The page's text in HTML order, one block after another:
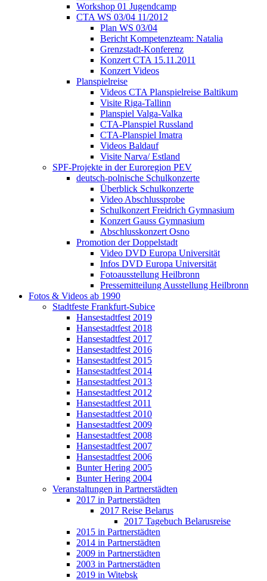
Workshop 01 Jugendcamp
CTA WS 03/04 11/2012
Plan WS 03/04
Bericht Kompetenzteam: Natalia
Grenzstadt-Konferenz
Konzert CTA 15.11.2011
Konzert Videos
Planspielreise
Videos CTA Planspielreise Baltikum
Visite Riga-Tallinn
Planspiel Valga-Valka
CTA-Planspiel Russland
CTA-Planspiel Imatra
Videos Baldauf
Visite Narva/ Estland
SPF-Projekte in der Euroregion PEV
deutsch-polnische Schulkonzerte
Überblick Schulkonzerte
Video Abschlussprobe
Schulkonzert Freidrich Gymnasium
Konzert Gauss Gymnasium
Abschlusskonzert Osno
Promotion der Doppelstadt
Video DVD Europa Universität
Infos DVD Europa Universität
Fotoausstellung Heilbronn
Pressemitteilung Ausstellung Heilbronn
Fotos & Videos ab 1990
Stadtfeste Frankfurt-Subice
Hansestadtfest 2019
Hansestadtfest 2018
Hansestadtfest 2017
Hansestadtfest 2016
Hansestadtfest 2015
Hansestadtfest 2014
Hansestadtfest 2013
Hansestadtfest 2012
Hansestadtfest 2011
Hansestadtfest 2010
Hansestadtfest 2009
Hansestadtfest 2008
Hansestadtfest 2007
Hansestadtfest 2006
Bunter Hering 2005
Bunter Hering 2004
Veranstaltungen in Partnerstädten
2017 in Partnerstädten
2017 Reise Belarus
2017 Tagebuch Belarusreise
2015 in Partnerstädten
2014 in Partnerstädten
2009 in Partnerstädten
2003 in Partnerstädten
2019 in Witebsk